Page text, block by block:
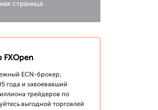
страница
FXOpen
ECN-брокер,
года и завоевавший
трейдеров по
выгодной торговлей